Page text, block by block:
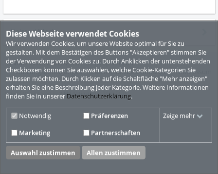
Diese Webseite verwendet Cookies
Wir verwenden Cookies, um unsere Website optimal für Sie zu
gestalten. Mit dem Bestätigen des Buttons "Akzeptieren" stimmen Sie
der Verwendung von Cookies zu. Durch Anklicken der untenstehenden
Checkboxen können Sie auswählen, welche Cookie-Kategorien Sie
zulassen möchten. Durch Klicken auf die Schaltfläche "Mehr anzeigen"
erhalten Sie eine Beschreibung jeder Kategorie. Weitere Informationen
finden Sie in unserer Datenschutzerklärung.
Notwendig
Präferenzen
Marketing
Partnerschaften
Zeige mehr
Auswahl zustimmen Allen zustimmen
Related Media
© ViMP GmbH 2010-2026
Desktop Version
Nutzungsbedingungen
Datenschutzbestimmungen Impressum
Video CMS powered by ViMP (Ultimate)© 2010-2026